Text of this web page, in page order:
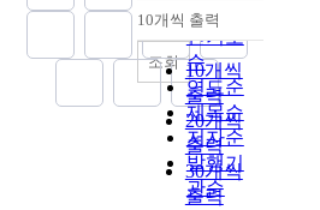
순
인기도
순
연도순
제목순
저자순
발행기
관순
내림차순
10개씩 출력
10개씩
출력
20개씩
출력
30개씩
출력
조회